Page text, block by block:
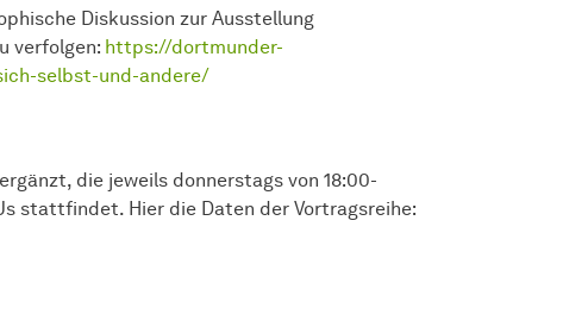
Diskussion zur Ausstellung
verfolgen: https://dortmunder-
selbst-und-andere/
die jeweils donnerstags von 18:00-
stattfindet. Hier die Daten der Vortragsreihe: